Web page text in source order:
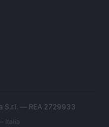
S.r.l. — REA 2729933
Italia